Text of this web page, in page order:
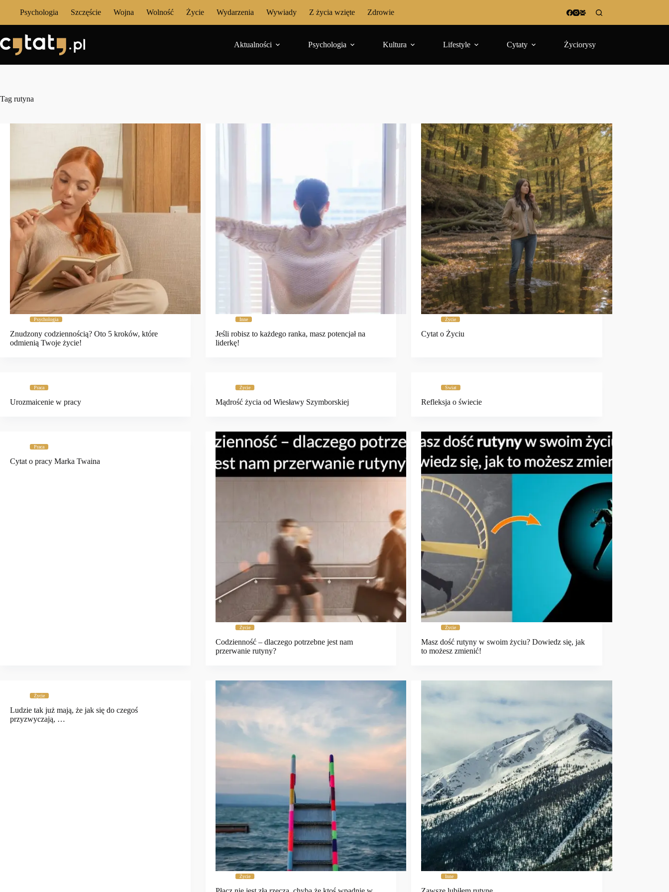
Psychologia Szczęście Wojna Wolność Życie Wydarzenia Wywiady Z życia wzięte Zdrowie
Aktualności Psychologia Kultura Lifestyle Cytaty Życiorysy
Tag rutyna
Psychologia
Znudzony codziennością? Oto 5 kroków, które
odmienią Twoje życie!
Inne
Jeśli robisz to każdego ranka, masz potencjał na
liderkę!
Życie
Cytat o Życiu
Praca
Urozmaicenie w pracy
Życie
Mądrość życia od Wiesławy Szymborskiej
Świat
Refleksja o świecie
Praca
Cytat o pracy Marka Twaina
Życie
Codzienność – dlaczego potrzebne jest nam
przerwanie rutyny?
Życie
Masz dość rutyny w swoim życiu? Dowiedz się, jak
to możesz zmienić!
Życie
Ludzie tak już mają, że jak się do czegoś
przyzwyczają, …
Życie Inne